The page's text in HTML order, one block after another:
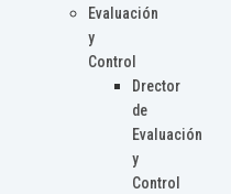
Evaluación
y
Control
Drector
de
Evaluación
y
Control